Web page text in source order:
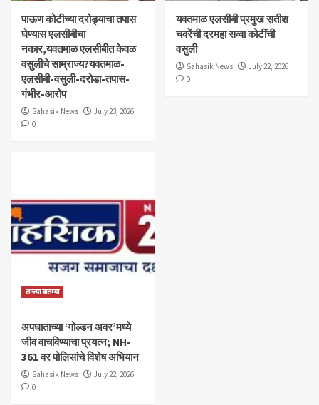
पाऊण कोटीच्या दरोड्याचा तपास
घेण्यास एलसीबीचा
नकार,यवतमाळ एलसीबीत केवळ
वसुलीचे साम्राज्य?यवतमाळ-
एलसीबी-वसुली-दरोडा-तपास-
गंभीर-आरोप
Sahasik News
July 23, 2026
0
यवतमाळ एलसीबी प्रमुख सतीश
चवरेंची दरमहा सव्वा कोटींची
वसुली
Sahasik News
July 22, 2026
0
ताज्या बातम्या
अपघाताच्या ‘गोल्डन अवर’मध्ये
जीव वाचविण्याचा प्रयत्न; NH-
361 वर पोलिसांचे विशेष अभियान
Sahasik News
July 22, 2026
0